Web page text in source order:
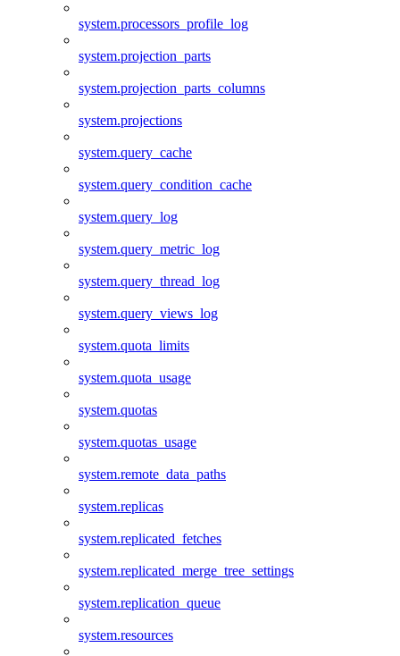
system.processors_profile_log
system.projection_parts
system.projection_parts_columns
system.projections
system.query_cache
system.query_condition_cache
system.query_log
system.query_metric_log
system.query_thread_log
system.query_views_log
system.quota_limits
system.quota_usage
system.quotas
system.quotas_usage
system.remote_data_paths
system.replicas
system.replicated_fetches
system.replicated_merge_tree_settings
system.replication_queue
system.resources